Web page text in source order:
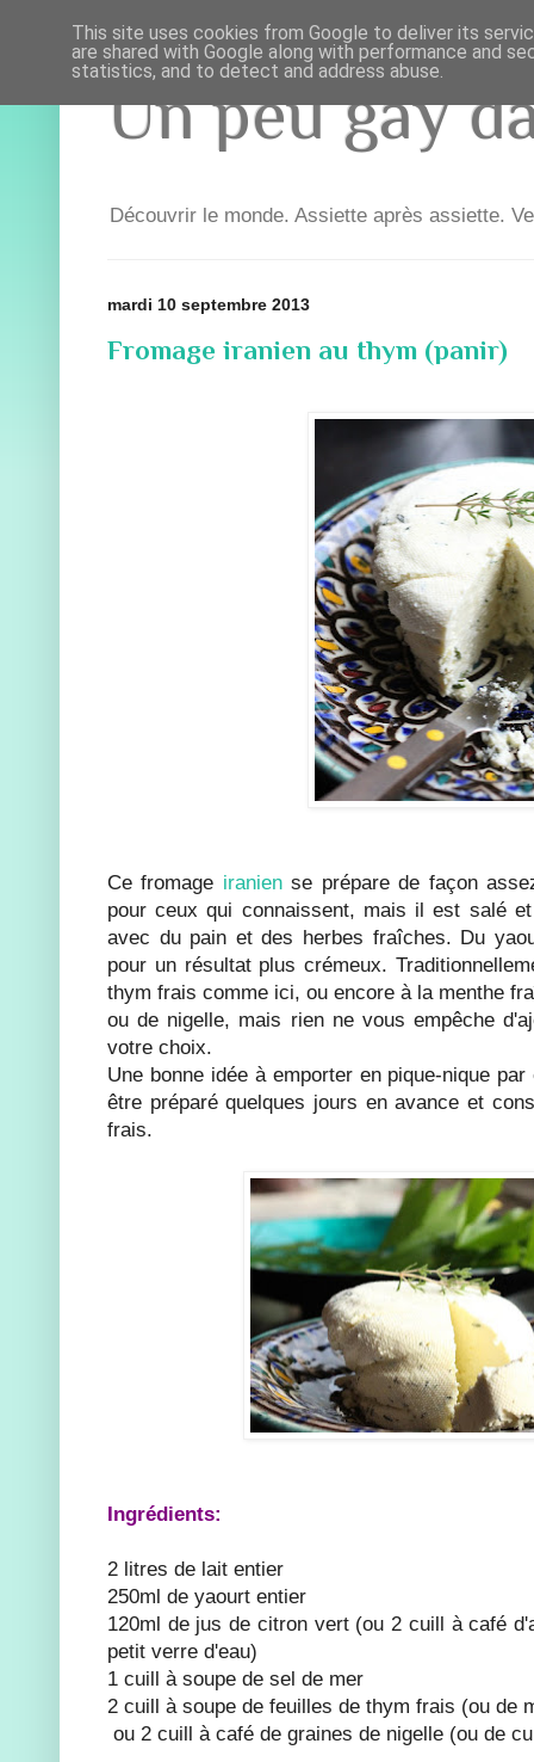
Un peu gay
Découvrir le monde. Assiette après assiette.
mardi 10 septembre 2013
Fromage iranien au thym (panir)
Ce fromage iraniense prépare de façon
pour ceux qui connaissent, mais il est salé
avec du pain et des herbes fraîches. Du
pour un résultat plus crémeux.
thym frais comme ici, ou encore à la menthe
ou de nigelle, mais rien ne vous empêche
votre choix.
Une bonne idée à emporter en pique-nique
être préparé quelques jours en avance et
frais.
Ingrédients:
2 litres de lait entier
250ml de yaourt entier
120ml de jus de citron vert (ou 2 cuill à café
petit verre d'eau)
1 cuill à soupe de sel de mer
2 cuill à soupe de feuilles de thym frais (ou de
ou 2 cuill à café de graines de nigelle (ou de
This site uses cookies from Google to deliver its
are shared with Google along with performance and
statistics, and to detect and address abuse.